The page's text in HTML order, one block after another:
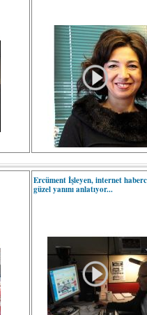
Ercüment İşleyen, internet
güzel yanını anlatıyor...